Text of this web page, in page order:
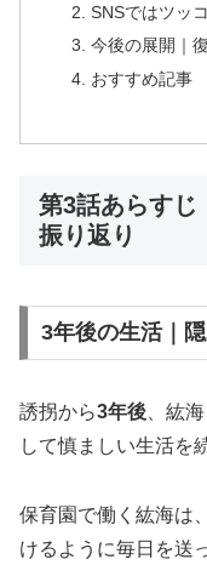
SNSではツッ
今後の展開｜
おすすめ記事
第3話あらすじ
振り返り
3年後の生活｜
誘拐から3年後、紘
して慎ましい生活を
保育園で働く紘海は
けるように毎日を送